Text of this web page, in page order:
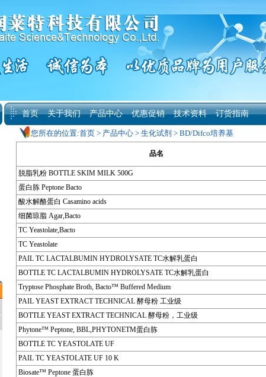
首页 关于我们 产品中心 优惠促销 技术资料 订货指南
您所在的位置:首页 > 产品中心 > 生化试剂 > BD/Difco培养基
品名
脱脂乳粉 BOTTLE SKIM MILK 500G
蛋白胨 Peptone Bacto
酸水解酪蛋白 Casamino acids
细菌琼脂 Agar,Bacto
TC Yeastolate,Bacto
TC Yeastolate
PAIL TC LACTALBUMIN HYDROLYSATE TC水解乳蛋白
BOTTLE TC LACTALBUMIN HYDROLYSATE TC水解乳蛋白
Tryptose Phosphate Broth, Bacto™ Buffered Medium
PAIL YEAST EXTRACT TECHNICAL 酵母粉 工业级
BOTTLE YEAST EXTRACT TECHNICAL 酵母粉，工业级
Phytone™ Peptone, BBL,PHYTONETM蛋白胨
BOTTLE TC YEASTOLATE UF
PAIL TC YEASTOLATE UF 10 K
Biosate™ Peptone 蛋白胨